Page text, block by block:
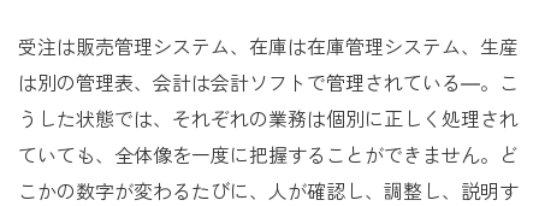
受注は販売管理システム、在庫は在庫管理システム、生産
は別の管理表、会計は会計ソフトで管理されている―。こ
うした状態では、それぞれの業務は個別に正しく処理され
ていても、全体像を一度に把握することができません。ど
こかの数字が変わるたびに、人が確認し、調整し、説明す